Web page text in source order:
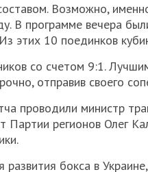
Возможно,
В программе вечера
этих 10 поединков
со счетом 9:1.
отправив своего
проводили министр
регионов Олег
бокса в